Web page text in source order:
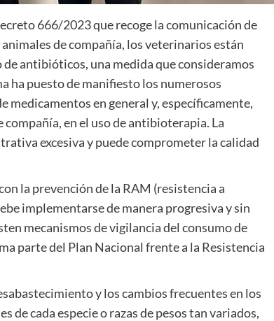
666/2023 que recoge la comunicación de
de compañía, los veterinarios están
antibióticos, una medida que consideramos
ha puesto de manifiesto los numerosos
medicamentos en general y, específicamente,
compañía, en el uso de antibioterapia. La
excesiva y puede comprometer la calidad
la prevención de la RAM (resistencia a
implementarse de manera progresiva y sin
mecanismos de vigilancia del consumo de
parte del Plan Nacional frente a la Resistencia
y los cambios frecuentes en los
cada especie o razas de pesos tan variados,